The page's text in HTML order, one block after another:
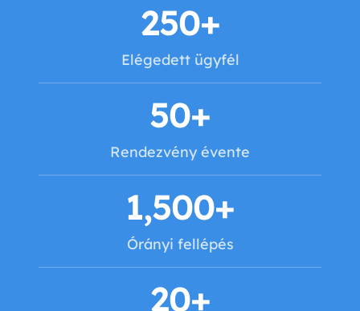
Elégedett ügyfél
250+
Rendezvény évente
50+
Órányi fellépés
1,500+
20+